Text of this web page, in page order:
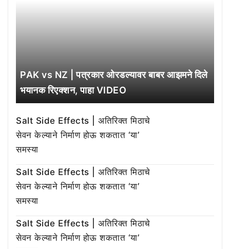
PAK vs NZ | पत्रकार ओरडल्यावर बाबर आझमने दिले
भयानक रिएक्शन, पाहा VIDEO
Salt Side Effects | अतिरिक्त मिठाचे
सेवन केल्याने निर्माण होऊ शकतात ‘या’
समस्या
Salt Side Effects | अतिरिक्त मिठाचे
सेवन केल्याने निर्माण होऊ शकतात ‘या’
समस्या
Salt Side Effects | अतिरिक्त मिठाचे
सेवन केल्याने निर्माण होऊ शकतात ‘या’